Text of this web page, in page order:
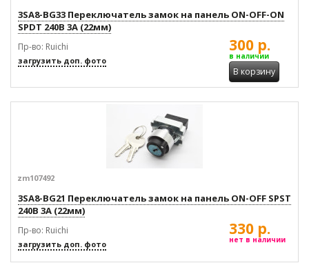
3SA8-BG33 Переключатель замок на панель ON-OFF-ON
SPDT 240В 3А (22мм)
Пр-во: Ruichi
загрузить доп. фото
300 р.
в наличии
В корзину
zm107492
3SA8-BG21 Переключатель замок на панель ON-OFF SPST
240В 3А (22мм)
Пр-во: Ruichi
загрузить доп. фото
330 р.
нет в наличии